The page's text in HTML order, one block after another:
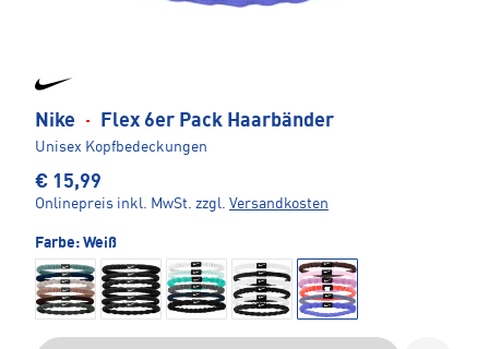
Nike · Flex 6er Pack Haarbänder
Unisex Kopfbedeckungen
€ 15,99
Onlinepreis inkl. MwSt. zzgl. Versandkosten
Farbe: Weiß